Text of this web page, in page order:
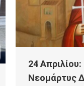
24
Νεομάρτυς